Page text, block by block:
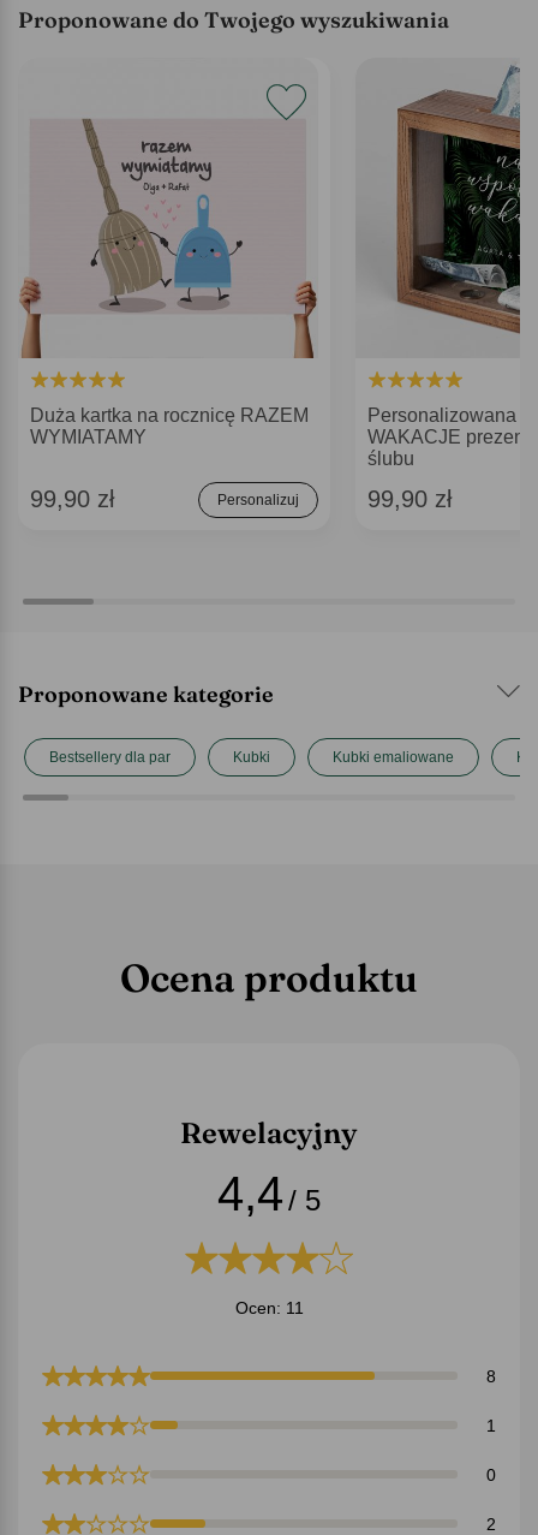
Proponowane do Twojego wyszukiwania
Duża kartka na rocznicę RAZEM
WYMIATAMY
99,90 zł Personalizuj
Personalizowana
WAKACJE prezent
ślubu
99,90 zł
Proponowane kategorie
Bestsellery dla par Kubki Kubki emaliowane
Ocena produktu
Rewelacyjny
4,4/ 5
Ocen: 11
8
1
0
2